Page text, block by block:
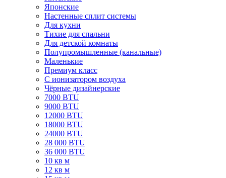
Японские
Настенные сплит системы
Для кухни
Тихие для спальни
Для детской комнаты
Полупромышленные (канальные)
Маленькие
Премиум класс
C ионизатором воздуха
Чёрные дизайнерские
7000 BTU
9000 BTU
12000 BTU
18000 BTU
24000 BTU
28 000 BTU
36 000 BTU
10 кв м
12 кв м